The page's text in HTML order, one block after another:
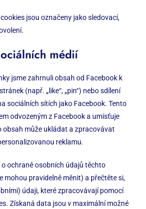
jsou označeny jako sledovací,
médií
jsme zahrnuli obsah od Facebook k
(např. „like“, „pin“) nebo sdílení
sociálních sítích jako Facebook. Tento
odvozeným z Facebook a umísťuje
obsah může ukládat a zpracovávat
reklamu.
ochraně osobních údajů těchto
mohou pravidelně měnit) a přečtěte si,
údaji, které zpracovávají pomocí
Získaná data jsou v maximální možné